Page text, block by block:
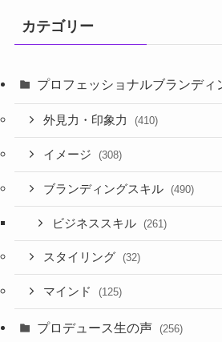
カテゴリー
プロフェッショナルブランディ
外見力・印象力 (410)
イメージ (308)
ブランディングスキル (490)
ビジネススキル (261)
スタイリング (32)
マインド (125)
プロデュース生の声 (256)